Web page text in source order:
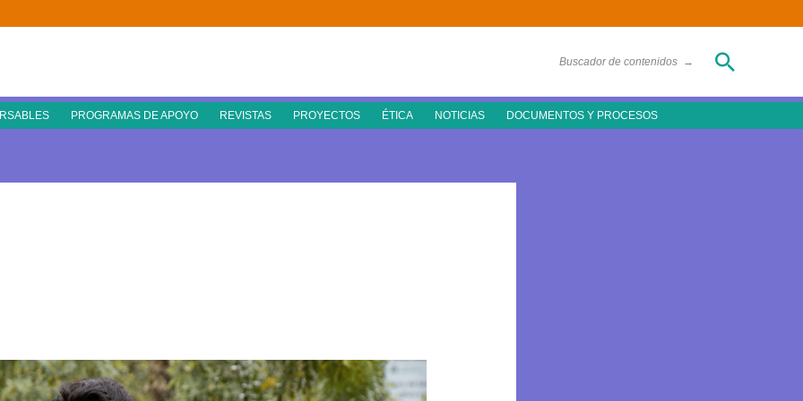
Buscador de contenidos → Buscar
PROGRAMAS DE APOYO REVISTAS PROYECTOS ÉTICA NOTICIAS DOCUMENTOS Y PROCESOS